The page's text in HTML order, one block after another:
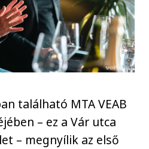
található MTA VEAB
– ez a Vár utca
– megnyílik az első